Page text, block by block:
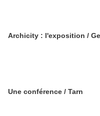
Archicity : l'exposition /
Une conférence / Tarn